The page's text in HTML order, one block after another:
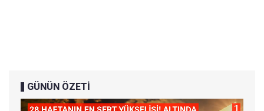
GÜNÜN ÖZETİ